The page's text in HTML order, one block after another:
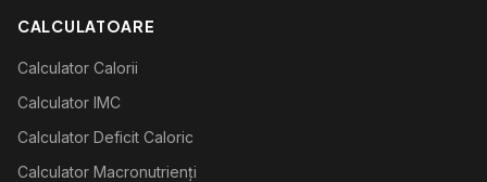
CALCULATOARE
Calculator Calorii
Calculator IMC
Calculator Deficit Caloric
Calculator Macronutrienți